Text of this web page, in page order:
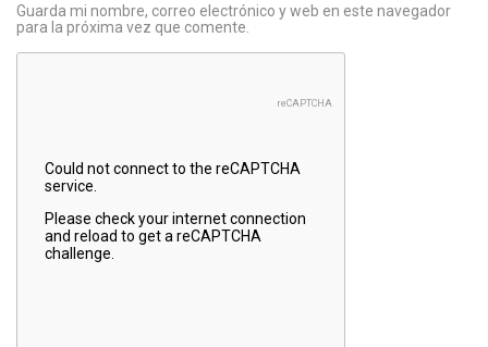
Guarda mi nombre, correo electrónico y web en este navegador
para la próxima vez que comente.